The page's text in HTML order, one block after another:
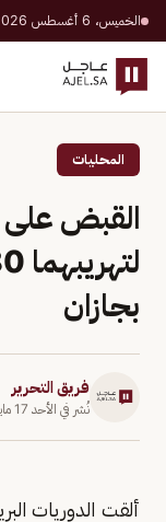
الخميس، 6 أغسطس 2026 · 23 صفر 1448 هـ
المحليات
القبض على
بجازان
فريق التحرير
نُشر في الأحد 17 مايو 2026
ألقت الدوريات